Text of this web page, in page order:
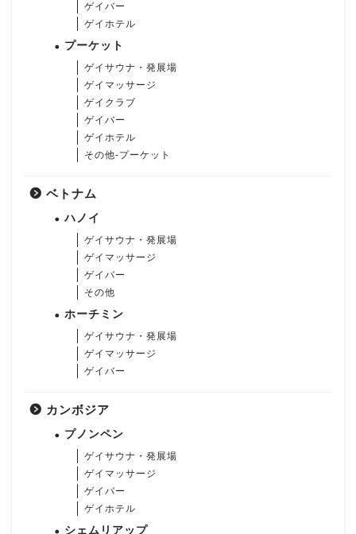
ゲイバー
ゲイホテル
プーケット
ゲイサウナ・発展場
ゲイマッサージ
ゲイクラブ
ゲイバー
ゲイホテル
その他-プーケット
ベトナム
ハノイ
ゲイサウナ・発展場
ゲイマッサージ
ゲイバー
その他
ホーチミン
ゲイサウナ・発展場
ゲイマッサージ
ゲイバー
カンボジア
プノンペン
ゲイサウナ・発展場
ゲイマッサージ
ゲイバー
ゲイホテル
シェムリアップ